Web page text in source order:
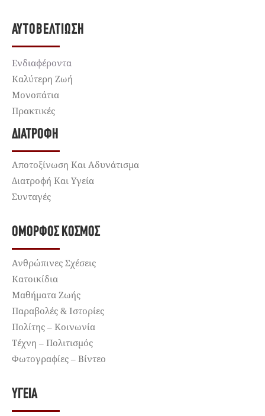
ΑΥΤΟΒΕΛΤΊΩΣΗ
Ενδιαφέροντα
Καλύτερη Ζωή
Μονοπάτια
Πρακτικές
ΔΙΑΤΡΟΦΉ
Αποτοξίνωση Και Αδυνάτισμα
Διατροφή Και Υγεία
Συνταγές
ΌΜΟΡΦΟΣ ΚΌΣΜΟΣ
Ανθρώπινες Σχέσεις
Κατοικίδια
Μαθήματα Ζωής
Παραβολές & Ιστορίες
Πολίτης – Κοινωνία
Τέχνη – Πολιτισμός
Φωτογραφίες – Βίντεο
ΥΓΕΊΑ